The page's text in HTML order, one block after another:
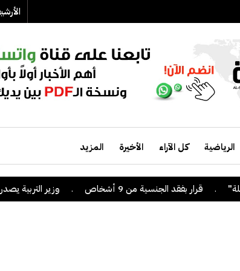
الرياضية كل الآراء الأخيرة المزيد
قرار بفقد الجنسية من 9 أشخاص . وزير التربية يصدر قراراً